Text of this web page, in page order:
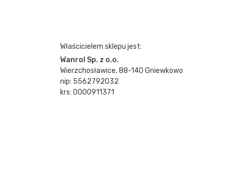
Właścicielem sklepu jest:
Wanrol Sp. z o.o.
Wierzchosławice, 88-140 Gniewkowo
nip: 5562792032
krs: 0000911371